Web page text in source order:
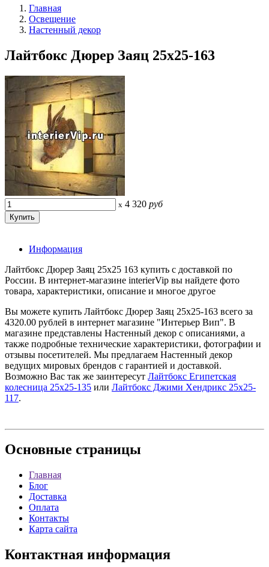
Главная
Освещение
Настенный декор
Лайтбокс Дюрер Заяц 25x25-163
x 4 320 руб
Информация
Лайтбокс Дюрер Заяц 25x25 163 купить с доставкой по
России. В интернет-магазине interierVip вы найдете фото
товара, характеристики, описание и многое другое
Вы можете купить Лайтбокс Дюрер Заяц 25x25-163 всего за
4320.00 рублей в интернет магазине "Интерьер Вип". В
магазине представлены Настенный декор с описаниями, а
также подробные технические характеристики, фотографии и
отзывы посетителей. Мы предлагаем Настенный декор
ведущих мировых брендов с гарантией и доставкой.
Возможно Вас так же заинтересут Лайтбокс Египетская
колесница 25x25-135 или Лайтбокс Джими Хендрикс 25x25-
117.
Основные страницы
Главная
Блог
Доставка
Оплата
Контакты
Карта сайта
Контактная информация